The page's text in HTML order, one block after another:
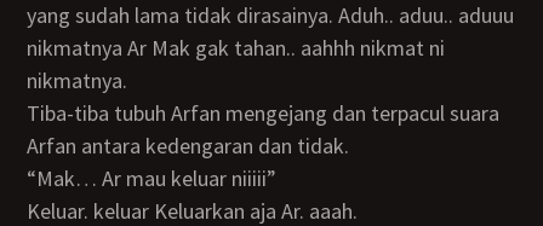
yang sudah lama tidak dirasainya. Aduh.. aduu.. aduuu
nikmatnya Ar Mak gak tahan.. aahhh nikmat ni
nikmatnya.
Tiba-tiba tubuh Arfan mengejang dan terpacul suara
Arfan antara kedengaran dan tidak.
“Mak… Ar mau keluar niiiii”
keluar. keluar Keluarkan aja Ar. aaah.